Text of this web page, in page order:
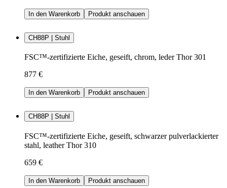
In den Warenkorb Produkt anschauen
CH88P | Stuhl
FSC™-zertifizierte Eiche, geseift, chrom, leder Thor 301
877 €
In den Warenkorb Produkt anschauen
CH88P | Stuhl
FSC™-zertifizierte Eiche, geseift, schwarzer pulverlackierter
stahl, leather Thor 310
659 €
In den Warenkorb Produkt anschauen